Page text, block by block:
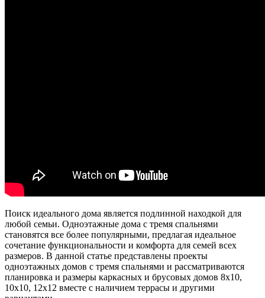
Поиск идеального дома является подлинной находкой для
любой семьи. Одноэтажные дома с тремя спальнями
становятся все более популярными, предлагая идеальное
сочетание функциональности и комфорта для семей всех
размеров. В данной статье представлены проекты
одноэтажных домов с тремя спальнями и рассматриваются
планировка и размеры каркасных и брусовых домов 8х10,
10х10, 12х12 вместе с наличием террасы и другими